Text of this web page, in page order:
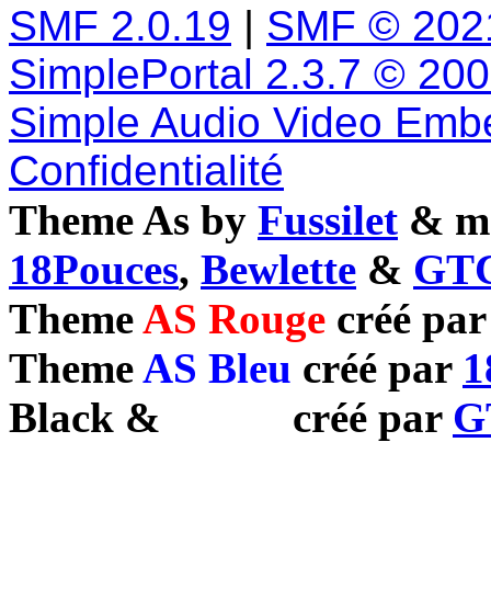
SMF 2.0.19 | SMF ©
SimplePortal 2.3.7 ©
Simple Audio Video
Confidentialité
Theme As by Fussilet &
18Pouces, Bewlette &
ThemeAS Rouge créé
ThemeAS Bleu créé par
Black & créé par